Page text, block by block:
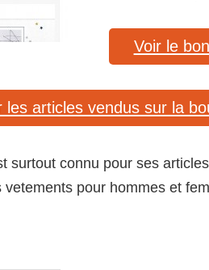
Voir le
les articles vendus sur la
surtout connu pour ses
pour hommes et